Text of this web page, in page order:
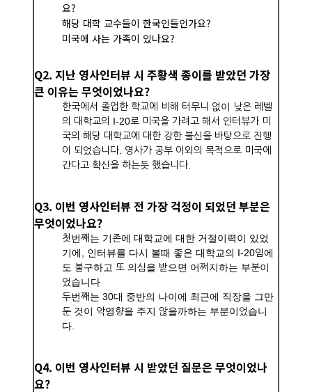
요?
해당 대학 교수들이 한국인들인가요?
미국에 사는 가족이 있나요?
Q2. 지난 영사인터뷰 시 주황색 종이를 받았던 가장
큰 이유는 무엇이었나요?
한국에서 졸업한 학교에 비해 터무니 없이 낮은 레벨
의 대학교의 I-20로 미국을 가려고 해서 인터뷰가 미
국의 해당 대학교에 대한 강한 불신을 바탕으로 진행
이 되었습니다. 영사가 공부 이외의 목적으로 미국에
간다고 확신을 하는듯 했습니다.
Q3. 이번 영사인터뷰 전 가장 걱정이 되었던 부분은
무엇이었나요?
첫번째는 기존에 대학교에 대한 거절이력이 있었
기에, 인터뷰를 다시 볼때 좋은 대학교의 I-20임에
도 불구하고 또 의심을 받으면 어쩌지하는 부분이
었습니다
두번째는 30대 중반의 나이에 최근에 직장을 그만
둔 것이 악영향을 주지 않을까하는 부분이었습니
다.
Q4. 이번 영사인터뷰 시 받았던 질문은 무엇이었나
요?